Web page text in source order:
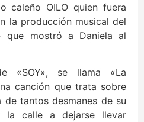
caleño OILO quien fuera
la producción musical del
que mostró a Daniela al
«SOY», se llama «La
canción que trata sobre
de tantos desmanes de su
la calle a dejarse llevar